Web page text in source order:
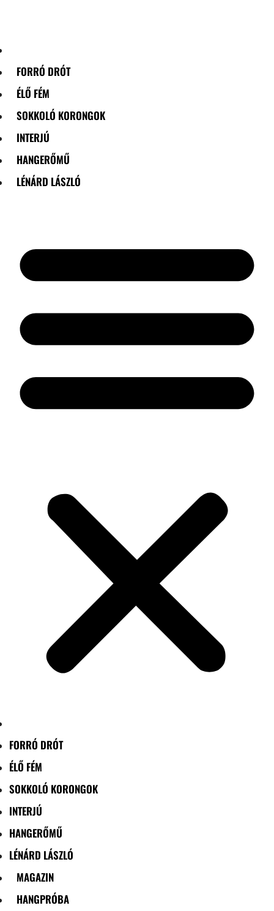
FORRÓ DRÓT
ÉLŐ FÉM
SOKKOLÓ KORONGOK
INTERJÚ
HANGERŐMŰ
LÉNÁRD LÁSZLÓ
FORRÓ DRÓT
ÉLŐ FÉM
SOKKOLÓ KORONGOK
INTERJÚ
HANGERŐMŰ
LÉNÁRD LÁSZLÓ
MAGAZIN
HANGPRÓBA